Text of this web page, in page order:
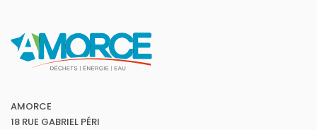
AMORCE
18 RUE GABRIEL PÉRI